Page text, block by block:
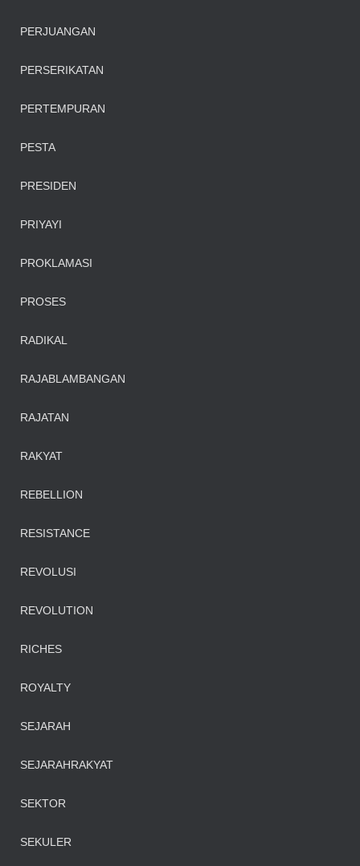
PERJUANGAN
PERSERIKATAN
PERTEMPURAN
PESTA
PRESIDEN
PRIYAYI
PROKLAMASI
PROSES
RADIKAL
RAJABLAMBANGAN
RAJATAN
RAKYAT
REBELLION
RESISTANCE
REVOLUSI
REVOLUTION
RICHES
ROYALTY
SEJARAH
SEJARAHRAKYAT
SEKTOR
SEKULER